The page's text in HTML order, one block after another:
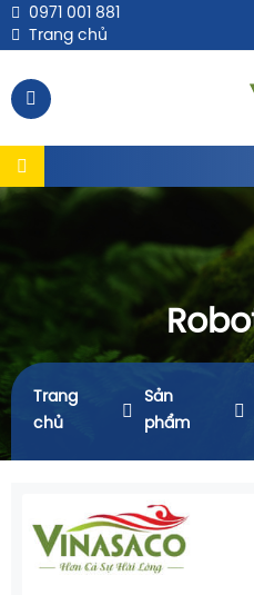
0971 001 881
Trang chủ
Trang
chủ
Sản
phẩm